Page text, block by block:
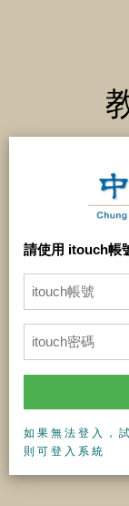
請使用 itouch帳
如果無法登入，
則可登入系統